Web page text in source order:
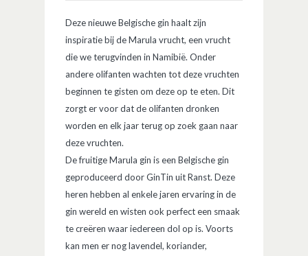
Deze nieuwe Belgische gin haalt zijn
inspiratie bij de Marula vrucht, een vrucht
die we terugvinden in Namibië. Onder
andere olifanten wachten tot deze vruchten
beginnen te gisten om deze op te eten. Dit
zorgt er voor dat de olifanten dronken
worden en elk jaar terug op zoek gaan naar
deze vruchten.
De fruitige Marula gin is een Belgische gin
geproduceerd door GinTin uit Ranst. Deze
heren hebben al enkele jaren ervaring in de
gin wereld en wisten ook perfect een smaak
te creëren waar iedereen dol op is. Voorts
kan men er nog lavendel, koriander,